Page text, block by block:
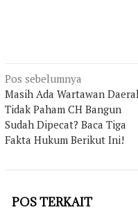
Navigasi
pos
Pos sebelumnya
Masih Ada Wartawan
Tidak Paham CH Bangun
Sudah Dipecat? Baca Tiga
Fakta Hukum Berikut Ini!
POS TERKAIT